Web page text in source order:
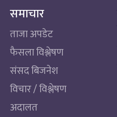
समाचार
ताजा अपडेट
फैसला विश्लेषण
संसद बिजनेश
विचार / विश्लेषण
अदालत